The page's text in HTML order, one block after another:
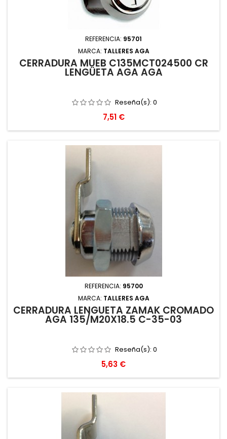
REFERENCIA: 95701
MARCA: TALLERES AGA
CERRADURA MUEB C135MCT024500 CR
LENGÜETA AGA AGA
Reseña(s): 0
Precio
7,51 €
REFERENCIA: 95700
MARCA: TALLERES AGA
CERRADURA LENGÜETA ZAMAK CROMADO
AGA 135/M20X18.5 C-35-03
Reseña(s): 0
Precio
5,63 €